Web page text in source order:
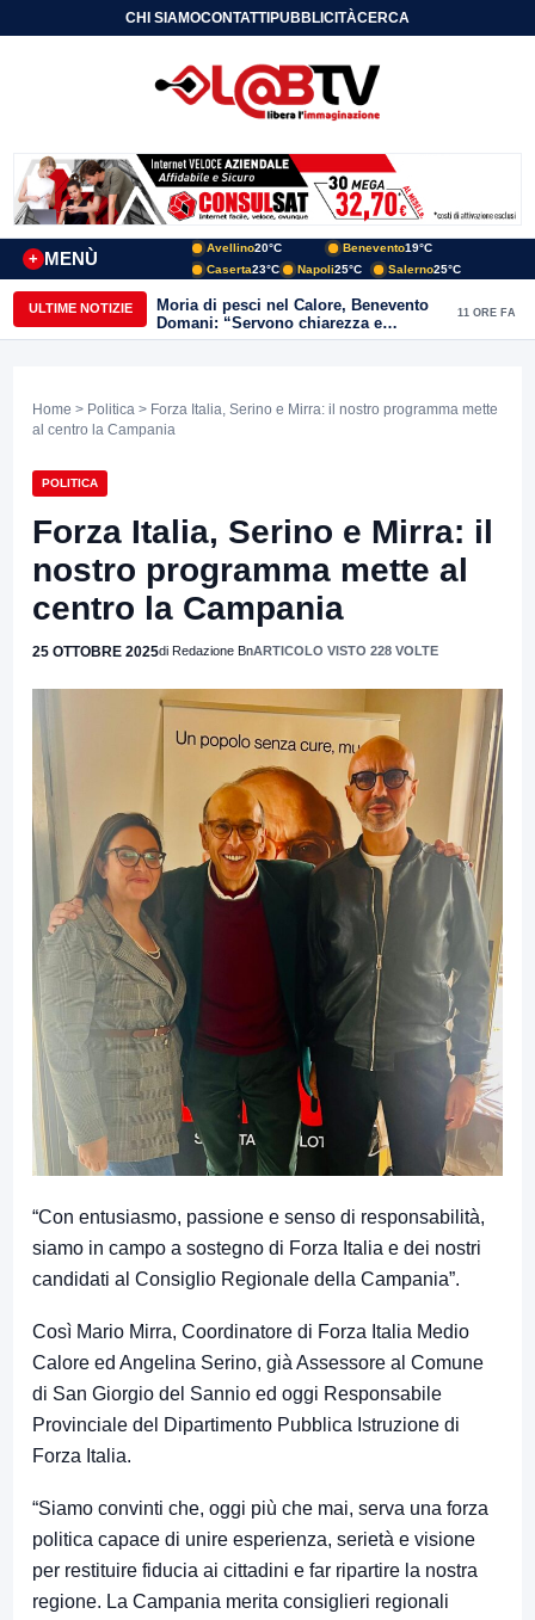
CHI SIAMOCONTATTIPUBBLICITÀCERCA
MENÙ
+
Avellino20°C Benevento19°C
Caserta23°C Napoli25°C Salerno25°C
ULTIME NOTIZIE
Moria di pesci nel Calore, Benevento
Domani: “Servono chiarezza e
approfondimenti sulla gestione
11 ORE FA
Home > Politica > Forza Italia, Serino e Mirra: il nostro programma mette
al centro la Campania
POLITICA
Forza Italia, Serino e Mirra: il
nostro programma mette al
centro la Campania
25 OTTOBRE 2025di Redazione BnARTICOLO VISTO 228 VOLTE
“Con entusiasmo, passione e senso di responsabilità,
siamo in campo a sostegno di Forza Italia e dei nostri
candidati al Consiglio Regionale della Campania”.
Così Mario Mirra, Coordinatore di Forza Italia Medio
Calore ed Angelina Serino, già Assessore al Comune
di San Giorgio del Sannio ed oggi Responsabile
Provinciale del Dipartimento Pubblica Istruzione di
Forza Italia.
“Siamo convinti che, oggi più che mai, serva una forza
politica capace di unire esperienza, serietà e visione
per restituire fiducia ai cittadini e far ripartire la nostra
regione. La Campania merita consiglieri regionali